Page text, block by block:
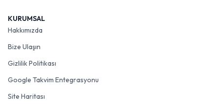
KURUMSAL
Hakkımızda
Bize Ulaşın
Gizlilik Politikası
Google Takvim Entegrasyonu
Site Haritası